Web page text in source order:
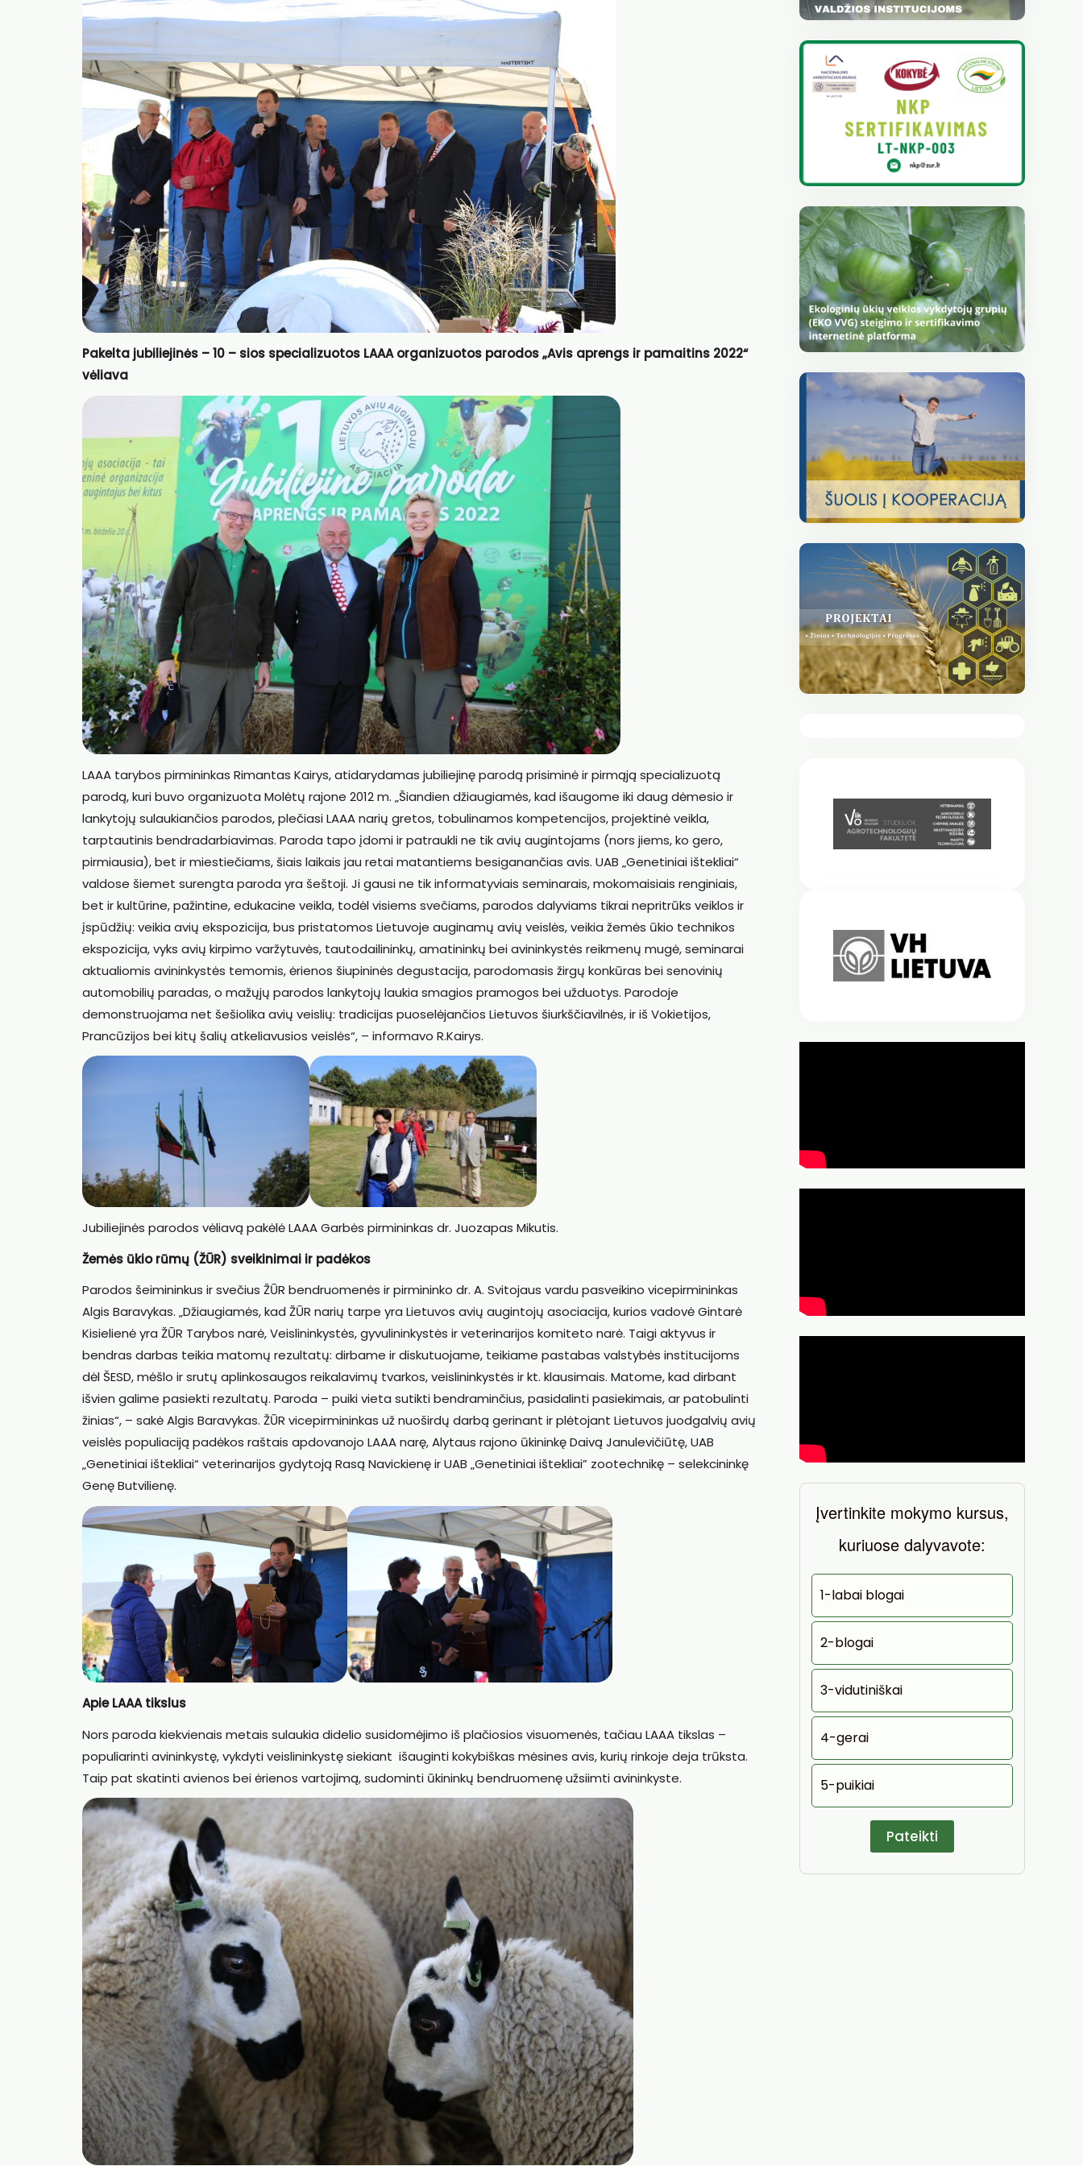
Pakelta jubiliejinės – 10 – sios specializuotos LAAA organizuotos parodos „Avis aprengs ir pamaitins 2022“
vėliava
LAAA tarybos pirmininkas Rimantas Kairys, atidarydamas jubiliejinę parodą prisiminė ir pirmąją specializuotą
parodą, kuri buvo organizuota Molėtų rajone 2012 m. „Šiandien džiaugiamės, kad išaugome iki daug dėmesio ir
lankytojų sulaukiančios parodos, plečiasi LAAA narių gretos, tobulinamos kompetencijos, projektinė veikla,
tarptautinis bendradarbiavimas. Paroda tapo įdomi ir patraukli ne tik avių augintojams (nors jiems, ko gero,
pirmiausia), bet ir miestiečiams, šiais laikais jau retai matantiems besiganančias avis. UAB „Genetiniai ištekliai“
valdose šiemet surengta paroda yra šeštoji. Ji gausi ne tik informatyviais seminarais, mokomaisiais renginiais,
bet ir kultūrine, pažintine, edukacine veikla, todėl visiems svečiams, parodos dalyviams tikrai nepritrūks veiklos ir
įspūdžių: veikia avių ekspozicija, bus pristatomos Lietuvoje auginamų avių veislės, veikia žemės ūkio technikos
ekspozicija, vyks avių kirpimo varžytuvės, tautodailininkų, amatininkų bei avininkystės reikmenų mugė, seminarai
aktualiomis avininkystės temomis, ėrienos šiupininės degustacija, parodomasis žirgų konkūras bei senovinių
automobilių paradas, o mažųjų parodos lankytojų laukia smagios pramogos bei užduotys. Parodoje
demonstruojama net šešiolika avių veislių: tradicijas puoselėjančios Lietuvos šiurkščiavilnės, ir iš Vokietijos,
Prancūzijos bei kitų šalių atkeliavusios veislės“, – informavo R.Kairys.
Jubiliejinės parodos vėliavą pakėlė LAAA Garbės pirmininkas dr. Juozapas Mikutis.
Žemės ūkio rūmų (ŽŪR) sveikinimai ir padėkos
Parodos šeimininkus ir svečius ŽŪR bendruomenės ir pirmininko dr. A. Svitojaus vardu pasveikino vicepirmininkas
Algis Baravykas. „Džiaugiamės, kad ŽŪR narių tarpe yra Lietuvos avių augintojų asociacija, kurios vadovė Gintarė
Kisielienė yra ŽŪR Tarybos narė, Veislininkystės, gyvulininkystės ir veterinarijos komiteto narė. Taigi aktyvus ir
bendras darbas teikia matomų rezultatų: dirbame ir diskutuojame, teikiame pastabas valstybės institucijoms
dėl ŠESD, mėšlo ir srutų aplinkosaugos reikalavimų tvarkos, veislininkystės ir kt. klausimais. Matome, kad dirbant
išvien galime pasiekti rezultatų. Paroda – puiki vieta sutikti bendraminčius, pasidalinti pasiekimais, ar patobulinti
žinias“, – sakė Algis Baravykas. ŽŪR vicepirmininkas už nuoširdų darbą gerinant ir plėtojant Lietuvos juodgalvių avių
veislės populiaciją padėkos raštais apdovanojo LAAA narę, Alytaus rajono ūkininkę Daivą Janulevičiūtę, UAB
„Genetiniai ištekliai“ veterinarijos gydytoją Rasą Navickienę ir UAB „Genetiniai ištekliai” zootechnikę – selekcininkę
Genę Butvilienę.
Apie LAAA tikslus
Nors paroda kiekvienais metais sulaukia didelio susidomėjimo iš plačiosios visuomenės, tačiau LAAA tikslas –
populiarinti avininkystę, vykdyti veislininkystę siekiant išauginti kokybiškas mėsines avis, kurių rinkoje deja trūksta.
Taip pat skatinti avienos bei ėrienos vartojimą, sudominti ūkininkų bendruomenę užsiimti avininkyste.
Įvertinkite mokymo kursus,
kuriuose dalyvavote:
1-labai blogai
2-blogai
3-vidutiniškai
4-gerai
5-puikiai